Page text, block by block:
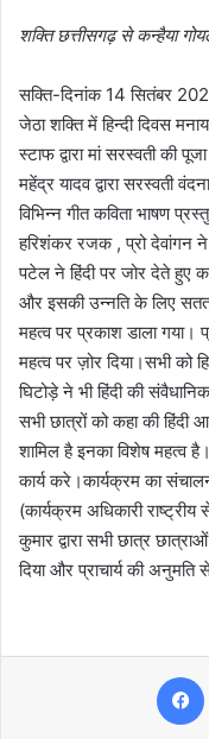
शक्ति छत्तीसगढ़ से कन्हैया
सक्ति-दिनांक 14 सितंबर
जेठा शक्ति में हिन्दी दिवस
स्टाफ द्वारा मां सरस्वती की
महेंद्र यादव द्वारा सरस्वती
विभिन्न गीत कविता भाषण
हरिशंकर रजक , प्रो देवांगन ने
पटेल ने हिंदी पर जोर देते हुए
और इसकी उन्नति के लिए सतत
महत्व पर प्रकाश डाला गया।
महत्व पर ज़ोर दिया।सभी को
घिटोड़े ने भी हिंदी की
सभी छात्रों को कहा की हिंदी
शामिल है इनका विशेष महत्व
कार्य करे।कार्यक्रम का
(कार्यक्रम अधिकारी राष्ट्रीय
कुमार द्वारा सभी छात्र
दिया और प्राचार्य की अनुमति